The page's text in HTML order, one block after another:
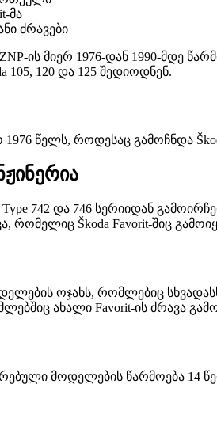
მა
ძრავები
ის მიერ 1976-დან 1990-მდე
105, 120 და 125 შედიოდნენ.
1976 წელს, როდესაც გამოჩნდა
Type 742 და 746 სერიიდან
რომელიც Škoda Favorit-შიც
ოჯახს, რომლებიც
ახალი Favorit-ის ძრავა
მოდელების წარმოება